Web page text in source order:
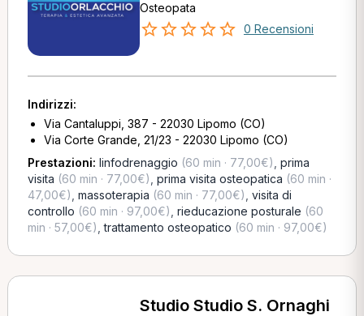
Osteopata
0 Recensioni
Indirizzi:
Via Cantaluppi, 387 - 22030 Lipomo (CO)
Via Corte Grande, 21/23 - 22030 Lipomo (CO)
Prestazioni: linfodrenaggio (60 min · 77,00€) prima
visita (60 min · 77,00€) prima visita osteopatica (60 min ·
47,00€) massoterapia (60 min · 77,00€) visita di
controllo (60 min · 97,00€) rieducazione posturale (60
min · 57,00€) ,trattamento osteopatico (60 min · 97,00€)
Studio Studio S. Ornaghi